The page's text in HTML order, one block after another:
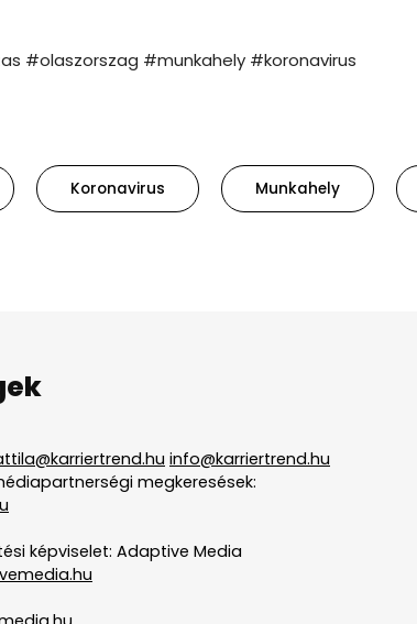
#olaszorszag #munkahely #koronavirus
Koronavirus Munkahely
info@karriertrend.hu
megkeresések:
képviselet: Adaptive Media